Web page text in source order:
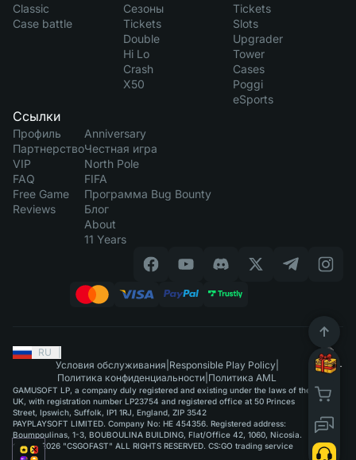
Classic
Case battle
Сезоны
Tickets
Double
Hi Lo
Crash
X50
Tickets
Slots
Upgrader
Tower
Cases
Poggi
eSports
Ссылки
Профиль
Партнерство
VIP
FAQ
Free Game
Reviews
Anniversary
Честная игра
North Pole
FIFA
Программа Bug Bounty
Блог
About
11 Years
RU
Условия обслуживания Responsible Play Policy|
Политика конфиденциальности Политика AML
GAMUSOFT LP, a company duly registered and existing under the laws of the
UK, with registration number LP23754 and registered office at 50 Princes
Street, Ipswich, Suffolk, IP1 1RJ, England, ZIP 3542
PAYPLAYSOFT LIMITED. Company No: HE 454356. Registered address:
Boumpoulinas, 1-3, BOUBOULINA BUILDING, Flat/Office 42, 1060, Nicosia.
©2015-2026 "CSGOFAST" ALL RIGHTS RESERVED. CS:GO trading service